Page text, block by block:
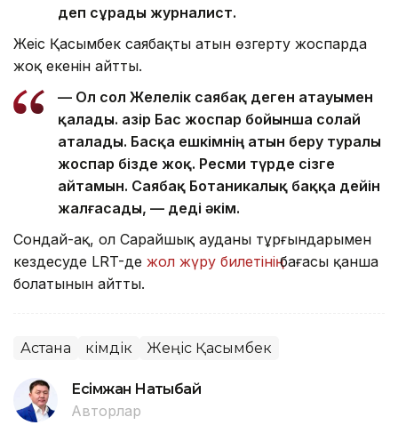
деп сұрады журналист.
Жеңіс Қасымбек саябақтың атын өзгерту жоспарда
жоқ екенін айтты.
— Ол сол Желелік саябақ деген атауымен
қалады. Қазір Бас жоспар бойынша солай
аталады. Басқа ешкімнің атын беру туралы
жоспар бізде жоқ. Ресми түрде сізге
айтамын. Саябақ Ботаникалық баққа дейін
жалғасады, — деді әкім.
Сондай-ақ, ол Сарайшық ауданы тұрғындарымен
кездесуде LRT-де жол жүру билетініңбағасы қанша
болатынын айтты.
Астана Әкімдік Жеңіс Қасымбек
Есімжан Нақтыбай
Авторлар